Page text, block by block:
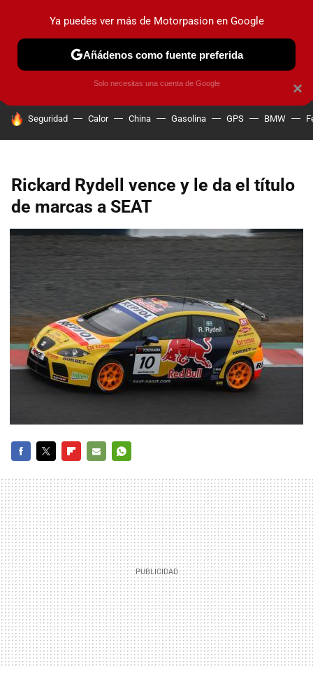
PRUEBAS COCHES ELÉCTRICOS OBSERVATORIO
HOY SE HABLA DE
Seguridad Calor China Gasolina GPS BMW
Rickard Rydell vence y le da el título
de marcas a SEAT
MAIL
×
Ya puedes ver más de Motorpasion en Google
Añádenos como fuente preferida
Solo necesitas una cuenta de Google